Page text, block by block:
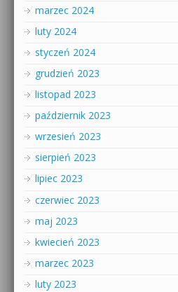
marzec 2024
luty 2024
styczeń 2024
grudzień 2023
listopad 2023
październik 2023
wrzesień 2023
sierpień 2023
lipiec 2023
czerwiec 2023
maj 2023
kwiecień 2023
marzec 2023
luty 2023